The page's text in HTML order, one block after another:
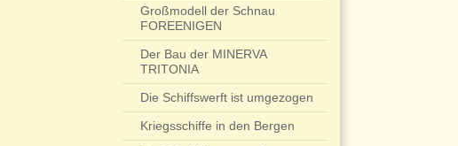
Großmodell der Schnau
FOREENIGEN
Der Bau der MINERVA
TRITONIA
Die Schiffswerft ist umgezogen
Kriegsschiffe in den Bergen